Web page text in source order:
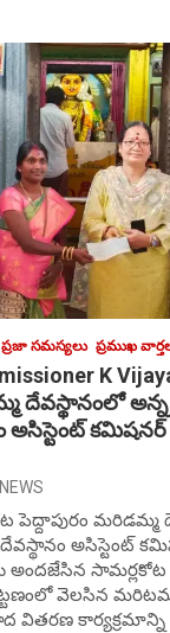
ప్రజా సమస్యలు ప్రముఖ
K
దేవస్థానంలో
అసిస్టెంట్ కమిషనర్
పెద్దాపురం మరిడమ్మ
అసిస్టెంట్
అందజేసిన
వెలసిన
కార్యక్రమాన్ని